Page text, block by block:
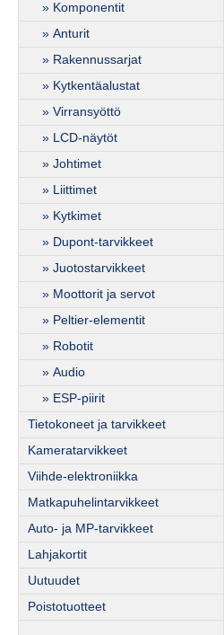
» Komponentit
» Anturit
» Rakennussarjat
» Kytkentäalustat
» Virransyöttö
» LCD-näytöt
» Johtimet
» Liittimet
» Kytkimet
» Dupont-tarvikkeet
» Juotostarvikkeet
» Moottorit ja servot
» Peltier-elementit
» Robotit
» Audio
» ESP-piirit
Tietokoneet ja tarvikkeet
Kameratarvikkeet
Viihde-elektroniikka
Matkapuhelintarvikkeet
Auto- ja MP-tarvikkeet
Lahjakortit
Uutuudet
Poistotuotteet